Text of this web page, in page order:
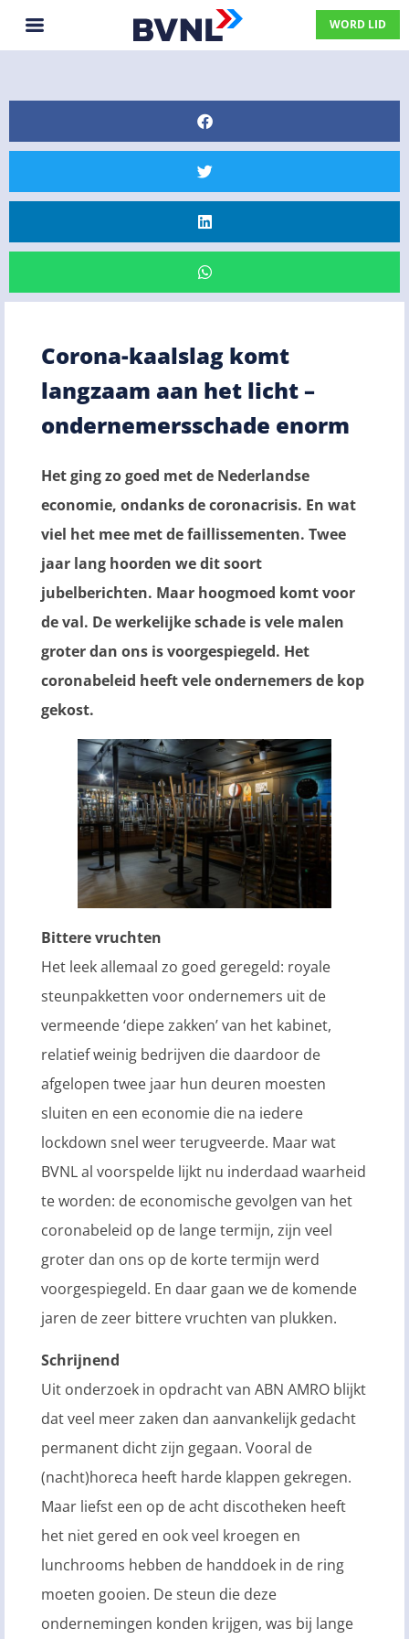
WORD LID
Corona-kaalslag komt
langzaam aan het licht –
ondernemersschade enorm
Het ging zo goed met de Nederlandse
economie, ondanks de coronacrisis. En wat
viel het mee met de faillissementen. Twee
jaar lang hoorden we dit soort
jubelberichten. Maar hoogmoed komt voor
de val. De werkelijke schade is vele malen
groter dan ons is voorgespiegeld. Het
coronabeleid heeft vele ondernemers de kop
gekost.
Bittere vruchten
Het leek allemaal zo goed geregeld: royale
steunpakketten voor ondernemers uit de
vermeende ‘diepe zakken’ van het kabinet,
relatief weinig bedrijven die daardoor de
afgelopen twee jaar hun deuren moesten
sluiten en een economie die na iedere
lockdown snel weer terugveerde. Maar wat
BVNL al voorspelde lijkt nu inderdaad waarheid
te worden: de economische gevolgen van het
coronabeleid op de lange termijn, zijn veel
groter dan ons op de korte termijn werd
voorgespiegeld. En daar gaan we de komende
jaren de zeer bittere vruchten van plukken.
Schrijnend
Uit onderzoek in opdracht van ABN AMRO blijkt
dat veel meer zaken dan aanvankelijk gedacht
permanent dicht zijn gegaan. Vooral de
(nacht)horeca heeft harde klappen gekregen.
Maar liefst een op de acht discotheken heeft
het niet gered en ook veel kroegen en
lunchrooms hebben de handdoek in de ring
moeten gooien. De steun die deze
ondernemingen konden krijgen, was bij lange